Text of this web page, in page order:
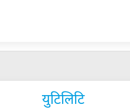
युटिलिटि